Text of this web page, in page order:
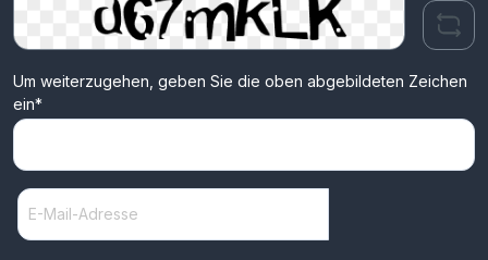
Um weiterzugehen, geben Sie die oben abgebildeten Zeichen
ein*